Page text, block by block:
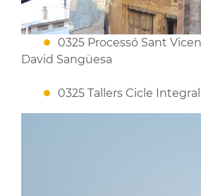
0325 Processó Sant
David Sangüesa
0325 Tallers Cicle